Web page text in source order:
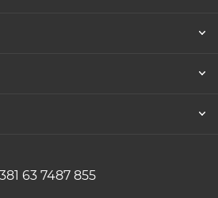
63 7487 855